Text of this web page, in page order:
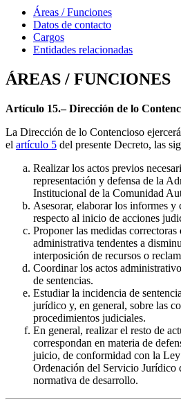
Áreas / Funciones
Datos de contacto
Cargos
Entidades relacionadas
ÁREAS / FUNCIONES
Artículo 15.– Dirección de lo
La Dirección de lo Contencioso
el artículo 5 del presente Decreto, las
Realizar los actos previos
representación y defensa de la
Institucional de la Comunidad
Asesorar, elaborar los informes y
respecto al inicio de acciones
Proponer las medidas correctoras
administrativa tendentes a
interposición de recursos o
Coordinar los actos
de sentencias.
Estudiar la incidencia de
jurídico y, en general, sobre las
procedimientos judiciales.
En general, realizar el resto de
correspondan en materia de
juicio, de conformidad con la
Ordenación del Servicio Jurídico
normativa de desarrollo.